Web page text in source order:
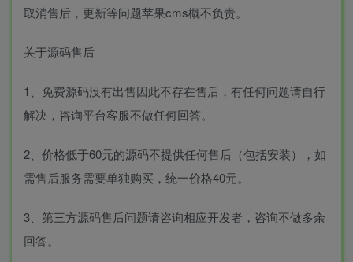
取消售后，更新等问题苹果cms概不负责。
关于源码售后
1、免费源码没有出售因此不存在售后，有任何问题请自行
解决，咨询平台客服不做任何回答。
2、价格低于60元的源码不提供任何售后（包括安装），如
需售后服务需要单独购买，统一价格40元。
3、第三方源码售后问题请咨询相应开发者，咨询不做多余
回答。